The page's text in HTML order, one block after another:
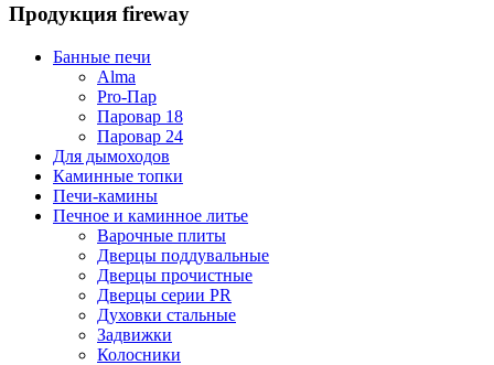
Продукция fireway
Банные печи
Alma
Pro-Пар
Паровар 18
Паровар 24
Для дымоходов
Каминные топки
Печи-камины
Печное и каминное литье
Варочные плиты
Дверцы поддувальные
Дверцы прочистные
Дверцы серии PR
Духовки стальные
Задвижки
Колосники